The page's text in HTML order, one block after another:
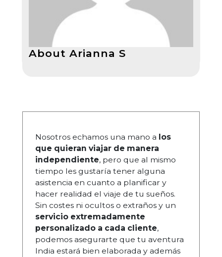
About Arianna S
Nosotros echamos una mano a los
que quieran viajar de manera
independiente, pero que al mismo
tiempo les gustaría tener alguna
asistencia en cuanto a planificar y
hacer realidad el viaje de tu sueños.
Sin costes ni ocultos o extraños y un
servicio extremadamente
personalizado a cada cliente,
podemos asegurarte que tu aventura
India estará bien elaborada y además